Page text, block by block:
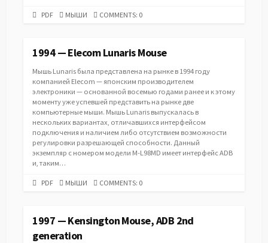
PDF
PDF CATEGORIES
МЫШИ COMMENTS: 0
1994 — Elecom Lunaris Mouse
Мышь Lunaris была представлена на рынке в 1994 году
компанией Elecom — японским производителем
электроники — основанной восемью годами ранее и к этому
моменту уже успевшей представить на рынке две
компьютерные мыши. Мышь Lunaris выпускалась в
нескольких вариантах, отличавшихся интерфейсом
подключения и наличием либо отсутствием возможности
регулировки разрешающей способности. Данный
экземпляр с номером модели M-L98MD имеет интерфейс ADB
и, таким…
PDF
PDF CATEGORIES
МЫШИ COMMENTS: 0
1997 — Kensington Mouse, ADB 2nd
generation